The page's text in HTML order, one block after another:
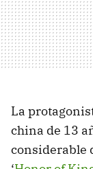
La
china de 13
considerable